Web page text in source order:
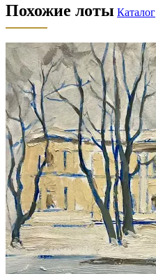
Похожие лоты Каталог